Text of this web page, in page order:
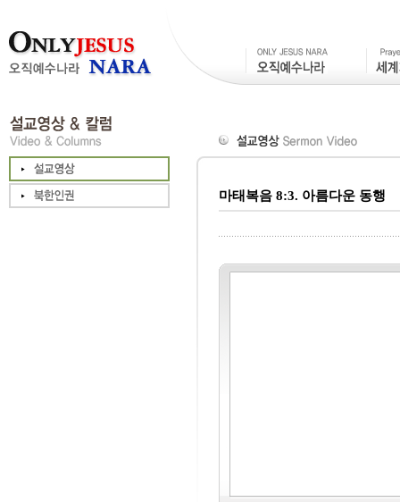
마태복음 8:3. 아름다운 동행